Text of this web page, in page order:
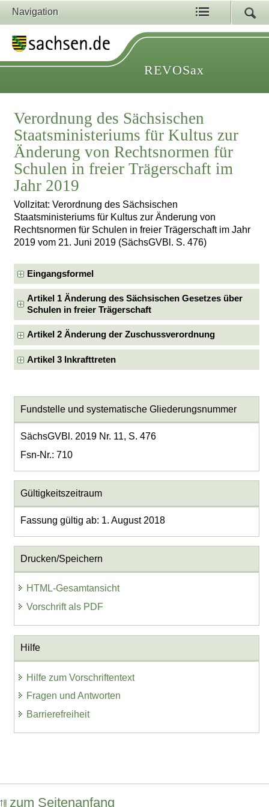
Navigation
REVOSax
Verordnung des Sächsischen
Staatsministeriums für Kultus zur
Änderung von Rechtsnormen für
Schulen in freier Trägerschaft im
Jahr 2019
Vollzitat: Verordnung des Sächsischen
Staatsministeriums für Kultus zur Änderung von
Rechtsnormen für Schulen in freier Trägerschaft im Jahr
2019 vom 21. Juni 2019 (SächsGVBl. S. 476)
Eingangsformel
Artikel 1 Änderung des Sächsischen Gesetzes über
Schulen in freier Trägerschaft
Artikel 2 Änderung der Zuschussverordnung
Artikel 3 Inkrafttreten
Fundstelle und systematische Gliederungsnummer
SächsGVBl. 2019 Nr. 11, S. 476
Fsn-Nr.: 710
Gültigkeitszeitraum
Fassung gültig ab: 1. August 2018
Drucken/Speichern
HTML-Gesamtansicht
Vorschrift als PDF
Hilfe
Hilfe zum Vorschriftentext
Fragen und Antworten
Barrierefreiheit
zum Seitenanfang